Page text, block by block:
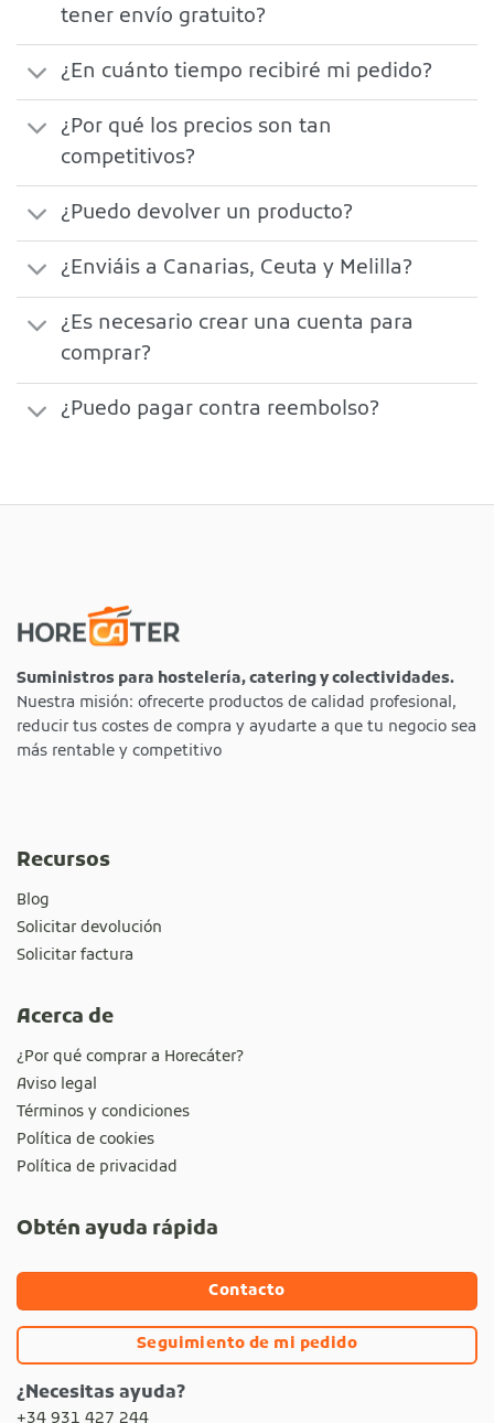
tener envío gratuito?
¿En cuánto tiempo recibiré mi pedido?
¿Por qué los precios son tan
competitivos?
¿Puedo devolver un producto?
¿Enviáis a Canarias, Ceuta y Melilla?
¿Es necesario crear una cuenta para
comprar?
¿Puedo pagar contra reembolso?
Suministros para hostelería, catering y colectividades.
Nuestra misión: ofrecerte productos de calidad profesional,
reducir tus costes de compra y ayudarte a que tu negocio sea
más rentable y competitivo
Recursos
Blog
Solicitar devolución
Solicitar factura
Acerca de
¿Por qué comprar a Horecáter?
Aviso legal
Términos y condiciones
Política de cookies
Política de privacidad
Obtén ayuda rápida
Contacto
Seguimiento de mi pedido
¿Necesitas ayuda?
+34 931 427 244